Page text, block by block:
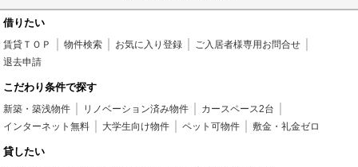
借りたい
賃貸ＴＯＰ 物件検索 お気に入り登録
ご入居者様専用お問合せ
退去申請
こだわり条件で探す
新築・築浅物件 リノベーション済み物件
カースペース2台
インターネット無料
大学生向け物件 ペット可物件 敷金・礼金ゼロ
貸したい